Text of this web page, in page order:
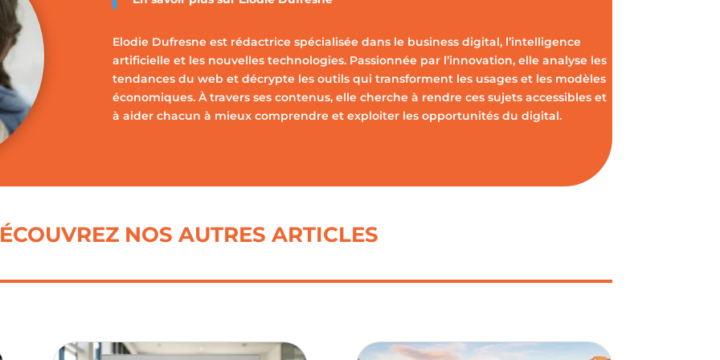
Elodie Dufresne est rédactrice spécialisée dans le business digital, l’intelligence
artificielle et les nouvelles technologies. Passionnée par l’innovation, elle analyse les
tendances du web et décrypte les outils qui transforment les usages et les modèles
économiques. À travers ses contenus, elle cherche à rendre ces sujets accessibles et
à aider chacun à mieux comprendre et exploiter les opportunités du digital.
NOS AUTRES ARTICLES